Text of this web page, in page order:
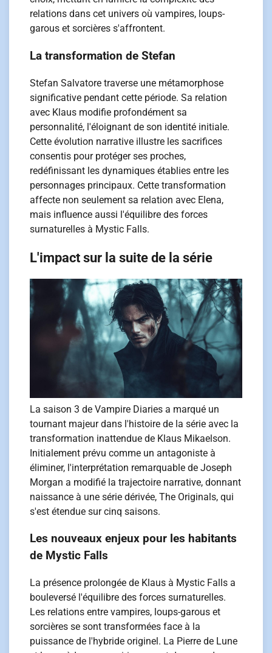
relations dans cet univers où vampires, loups-
garous et sorcières s'affrontent.
La transformation de Stefan
Stefan Salvatore traverse une métamorphose
significative pendant cette période. Sa relation
avec Klaus modifie profondément sa
personnalité, l'éloignant de son identité initiale.
Cette évolution narrative illustre les sacrifices
consentis pour protéger ses proches,
redéfinissant les dynamiques établies entre les
personnages principaux. Cette transformation
affecte non seulement sa relation avec Elena,
mais influence aussi l'équilibre des forces
surnaturelles à Mystic Falls.
L'impact sur la suite de la série
La saison 3 de Vampire Diaries a marqué un
tournant majeur dans l'histoire de la série avec la
transformation inattendue de Klaus Mikaelson.
Initialement prévu comme un antagoniste à
éliminer, l'interprétation remarquable de Joseph
Morgan a modifié la trajectoire narrative, donnant
naissance à une série dérivée, The Originals, qui
s'est étendue sur cinq saisons.
Les nouveaux enjeux pour les habitants
de Mystic Falls
La présence prolongée de Klaus à Mystic Falls a
bouleversé l'équilibre des forces surnaturelles.
Les relations entre vampires, loups-garous et
sorcières se sont transformées face à la
puissance de l'hybride originel. La Pierre de Lune